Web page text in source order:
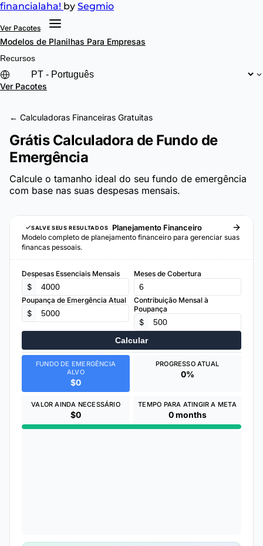
financialaha! by Segmio
Ver Pacotes
Modelos de Planilhas Para Empresas
Recursos
Ver Pacotes
← Calculadoras Financeiras Gratuitas
Grátis Calculadora de Fundo de
Emergência
Calcule o tamanho ideal do seu fundo de emergência
com base nas suas despesas mensais.
SALVE SEUS RESULTADOS Planejamento Financeiro
Modelo completo de planejamento financeiro para gerenciar suas
financas pessoais.
Despesas Essenciais Mensais
$
Meses de Cobertura
Poupança de Emergência Atual
$
Contribuição Mensal à
Poupança
$
Calcular
FUNDO DE EMERGÊNCIA
ALVO
$0
PROGRESSO ATUAL
0%
VALOR AINDA NECESSÁRIO
$0
TEMPO PARA ATINGIR A META
0 months